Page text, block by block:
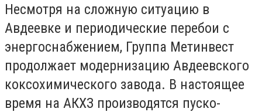
Несмотря на сложную ситуацию в
Авдеевке и периодические перебои с
энергоснабжением, Группа Метинвест
продолжает модернизацию Авдеевского
коксохимического завода. В настоящее
время на АКХЗ производятся пуско-